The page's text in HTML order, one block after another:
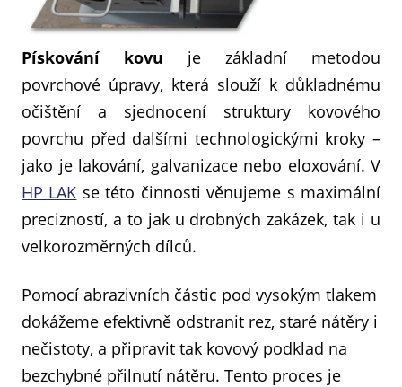
Pískování kovu je základní metodou
povrchové úpravy, která slouží k důkladnému
očištění a sjednocení struktury kovového
povrchu před dalšími technologickými kroky –
jako je lakování, galvanizace nebo eloxování. V
HP LAK se této činnosti věnujeme s maximální
precizností, a to jak u drobných zakázek, tak i u
velkorozměrných dílců.
Pomocí abrazivních částic pod vysokým tlakem
dokážeme efektivně odstranit rez, staré nátěry i
nečistoty, a připravit tak kovový podklad na
bezchybné přilnutí nátěru. Tento proces je